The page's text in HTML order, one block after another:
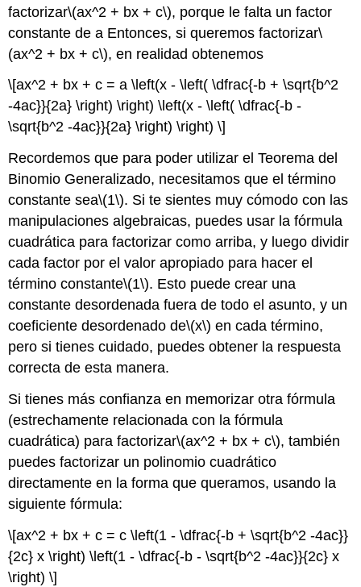
factorizar\(ax^2 + bx + c\), porque le falta un factor
constante de a Entonces, si queremos factorizar\
(ax^2 + bx + c\), en realidad obtenemos
\[ax^2 + bx + c = a \left(x - \left( \dfrac{-b + \sqrt{b^2
-4ac}}{2a} \right) \right) \left(x - \left( \dfrac{-b -
\sqrt{b^2 -4ac}}{2a} \right) \right) \]
Recordemos que para poder utilizar el Teorema del
Binomio Generalizado, necesitamos que el término
constante sea\(1\). Si te sientes muy cómodo con las
manipulaciones algebraicas, puedes usar la fórmula
cuadrática para factorizar como arriba, y luego dividir
cada factor por el valor apropiado para hacer el
término constante\(1\). Esto puede crear una
constante desordenada fuera de todo el asunto, y un
coeficiente desordenado de\(x\) en cada término,
pero si tienes cuidado, puedes obtener la respuesta
correcta de esta manera.
Si tienes más confianza en memorizar otra fórmula
(estrechamente relacionada con la fórmula
cuadrática) para factorizar\(ax^2 + bx + c\), también
puedes factorizar un polinomio cuadrático
directamente en la forma que queramos, usando la
siguiente fórmula:
\[ax^2 + bx + c = c \left(1 - \dfrac{-b + \sqrt{b^2 -4ac}}
{2c} x \right) \left(1 - \dfrac{-b - \sqrt{b^2 -4ac}}{2c} x
\right) \]